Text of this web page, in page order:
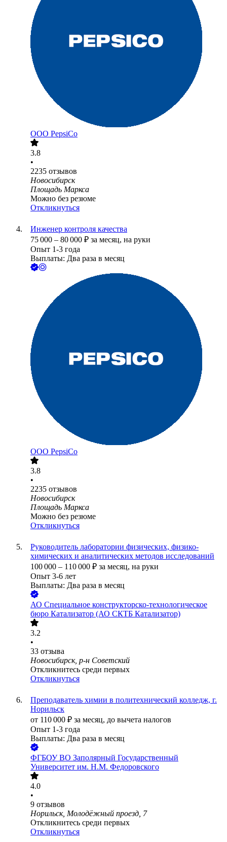
ООО PepsiCo
3.8
•
2235 отзывов
Новосибирск
Площадь Маркса
Можно без резюме
Откликнуться
Инженер контроля качества
75 000 – 80 000 ₽ за месяц, на руки
Опыт 1-3 года
Выплаты: Два раза в месяц
ООО PepsiCo
3.8
•
2235 отзывов
Новосибирск
Площадь Маркса
Можно без резюме
Откликнуться
Руководитель лаборатории физических, физико-
химических и аналитических методов исследований
100 000 – 110 000 ₽ за месяц, на руки
Опыт 3-6 лет
Выплаты: Два раза в месяц
АО Специальное конструкторско-технологическое
бюро Катализатор (АО СКТБ Катализатор)
3.2
•
33 отзыва
Новосибирск, р-н Советский
Откликнитесь среди первых
Откликнуться
Преподаватель химии в политехнический колледж, г.
Норильск
от 110 000 ₽ за месяц, до вычета налогов
Опыт 1-3 года
Выплаты: Два раза в месяц
ФГБОУ ВО Заполярный Государственный
Университет им. Н.М. Федоровского
4.0
•
9 отзывов
Норильск, Молодёжный проезд, 7
Откликнитесь среди первых
Откликнуться